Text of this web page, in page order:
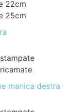
22cm
25cm
manica destra